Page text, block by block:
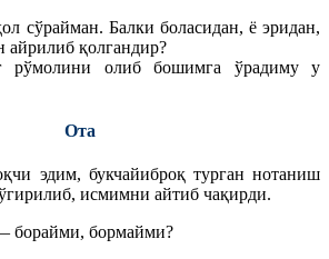
сўрайман. Балки боласидан, ё эридан,
айрилиб қолгандир?
рўмолини олиб бошимга ўрадиму у
Ота
эдим, букчайиброқ турган нотаниш
исмимни айтиб чақирди.
борайми, бормайми?